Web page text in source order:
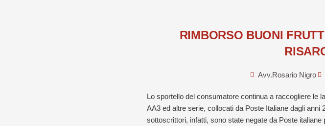
RIMBORSO BUONI
Avv.Rosario Nigro
Lo sportello del consumatore continua a raccogliere le
AA3 ed altre serie, collocati da Poste Italiane dagli
sottoscrittori, infatti, sono state negate da Poste